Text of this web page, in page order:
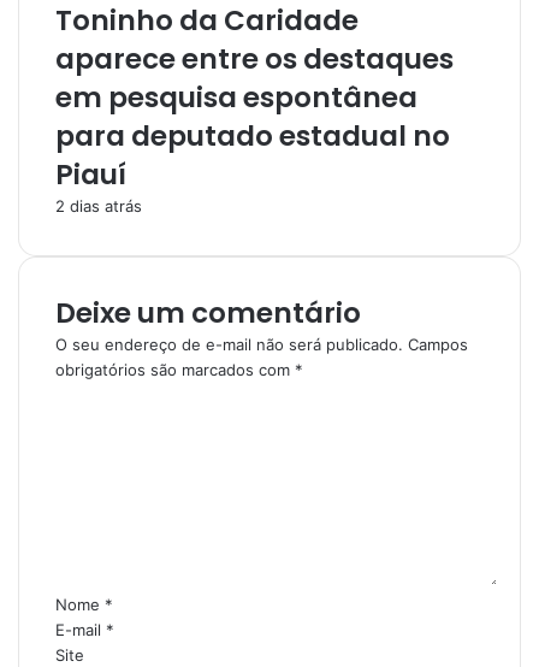
Toninho da Caridade
aparece entre os destaques
em pesquisa espontânea
para deputado estadual no
Piauí
2 dias atrás
Deixe um comentário
O seu endereço de e-mail não será publicado. Campos
obrigatórios são marcados com *
i
o
*
Nome *
E-mail *
Site